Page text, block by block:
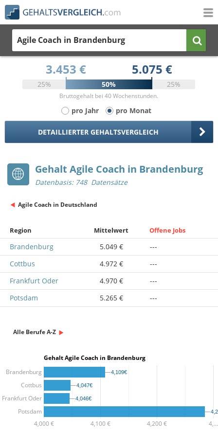
Agile Coach in Brandenburg
3.453 € 5.075 €
25% 50% 25%
Bruttogehalt bei 40 Wochenstunden.
pro Jahr pro Monat
DETAILLIERTER GEHALTSVERGLEICH
Gehalt Agile Coach in Brandenburg
Datenbasis: 748 Datensätze
Agile Coach in Deutschland
Region Mittelwert Offene Jobs
Brandenburg 5.049 €
---
Cottbus
4.972 €
---
Frankfurt Oder
4.970 €
---
Potsdam
5.265 € ---
Alle Berufe A-Z
Gehalt Agile Coach in Brandenburg
4,000 € 4,100 € 4,200 € 4,…
Brandenburg
Cottbus
Frankfurt Oder
Potsdam
4,109€
4,109€
4,047€
4,047€
4,046€
4,046€